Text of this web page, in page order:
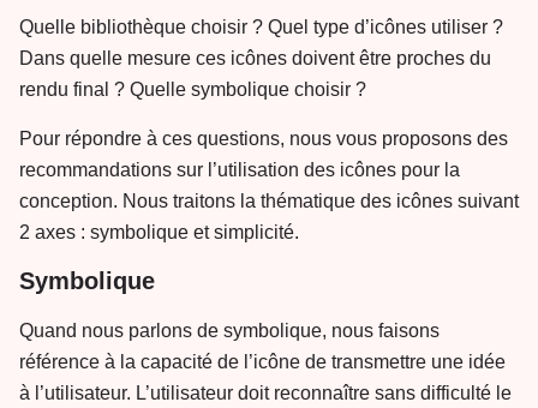
Quelle bibliothèque choisir ? Quel type d’icônes utiliser ?
Dans quelle mesure ces icônes doivent être proches du
rendu final ? Quelle symbolique choisir ?
Pour répondre à ces questions, nous vous proposons des
recommandations sur l’utilisation des icônes pour la
conception. Nous traitons la thématique des icônes suivant
2 axes : symbolique et simplicité.
Symbolique
Quand nous parlons de symbolique, nous faisons
référence à la capacité de l’icône de transmettre une idée
à l’utilisateur. L’utilisateur doit reconnaître sans difficulté le